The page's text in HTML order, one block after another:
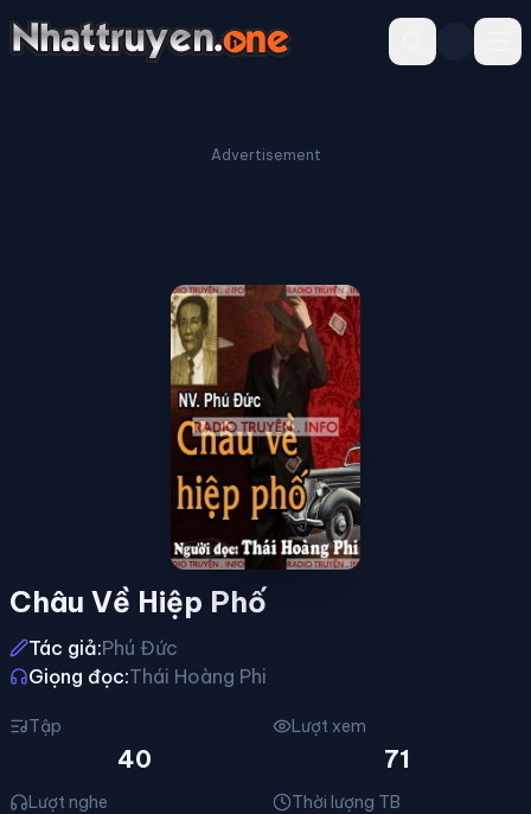
Advertisement
Châu Về Hiệp Phố
Tác giả:Phú Đức
Giọng đọc:Thái Hoàng Phi
Tập
40
Lượt xem
71
Lượt nghe Thời lượng TB